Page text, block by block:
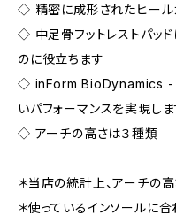
◇ 精密に成形されたヒール
◇ 中足骨フットレストパッ
のに役立ちます
◇ inForm BioDynamics -
いパフォーマンスを実現しま
◇ アーチの高さは３種類
＊当店の統計上、アーチの
＊使っているインソールに